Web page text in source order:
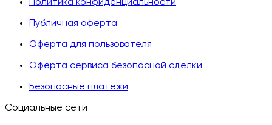
Политика конфиденциальности
Публичная оферта
Оферта для пользователя
Оферта сервиса безопасной сделки
Безопасные платежи
Социальные сети